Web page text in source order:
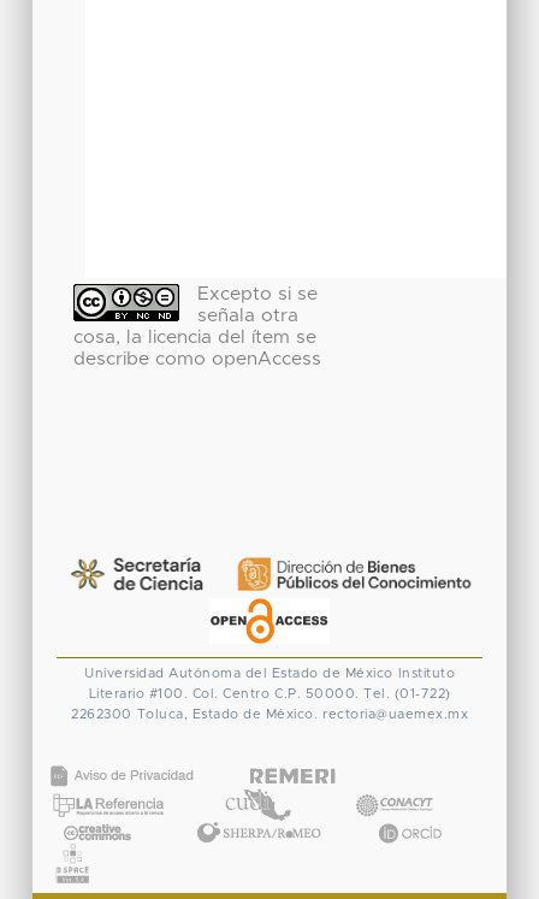
Excepto si se
señala otra
cosa, la licencia del ítem se
describe como openAccess
Universidad Autónoma del Estado de México
Instituto
Literario #100. Col. Centro C.P. 50000. Tel. (01-722)
2262300 Toluca, Estado de México. rectoria@uaemex.mx